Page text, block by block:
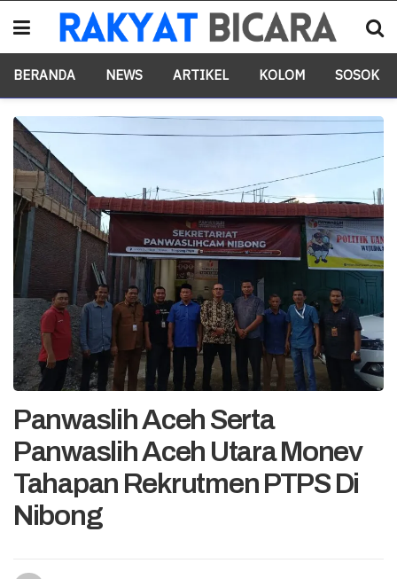
BERANDA NEWS ARTIKEL KOLOM SOSOK
Panwaslih Aceh Serta
Panwaslih Aceh Utara Monev
Tahapan Rekrutmen PTPS Di
Nibong